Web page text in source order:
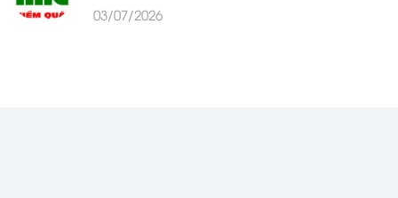
03/07/2026